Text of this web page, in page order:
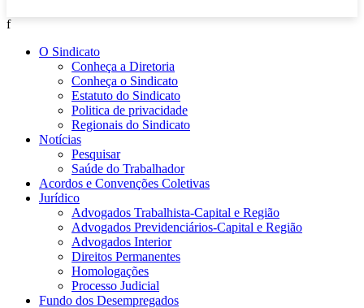
f
O Sindicato
Conheça a Diretoria
Conheça o Sindicato
Estatuto do Sindicato
Politica de privacidade
Regionais do Sindicato
Notícias
Pesquisar
Saúde do Trabalhador
Acordos e Convenções Coletivas
Jurídico
Advogados Trabalhista-Capital e Região
Advogados Previdenciários-Capital e Região
Advogados Interior
Direitos Permanentes
Homologações
Processo Judicial
Fundo dos Desempregados